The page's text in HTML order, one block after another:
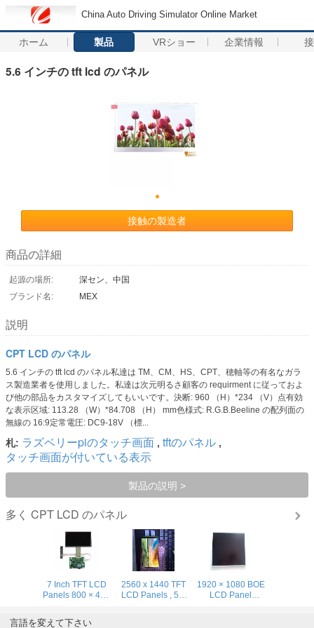
China Auto Driving Simulator Online Market
ホーム 製品 VRショー 企業情報
5.6 インチの tft lcd のパネル
接触の製造者
商品の詳細
起源の場所:
深セン、中国
ブランド名:
MEX
説明
CPT LCD のパネル
5.6 インチの tft lcd のパネル私達は TM、CM、HS、CPT、穂軸等の有名なガラ
ス製造業者を使用しました。私達は次元明るさ顧客の requirment に従っておよ
び他の部品をカスタマイズしてもいいです。決断: 960 （H）*234 （V）点有効
な表示区域: 113.28 （W）*84.708 （H） mm色様式: R.G.B.Beeline の配列面の
無線の 16:9定常電圧: DC9-18V （標...
札: ラズベリーpiのタッチ画面 , tftのパネル ,
タッチ画面が付いている表示
製品の説明 >
多く CPT LCD のパネル
7 Inch TFT LCD
Panels 800 × 480
2560 x 1440 TFT
LCD Panels , 5.5
1920 × 1080 BOE
LCD Panel
言語を変えて下さい